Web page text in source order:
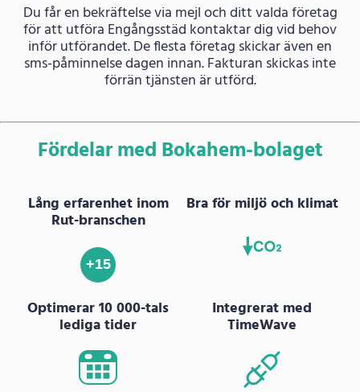
Du får en bekräftelse via mejl och ditt valda företag
för att utföra Engångsstäd kontaktar dig vid behov
inför utförandet. De flesta företag skickar även en
sms-påminnelse dagen innan. Fakturan skickas inte
förrän tjänsten är utförd.
Fördelar med Bokahem-bolaget
Lång erfarenhet inom
Rut-branschen
+15
Bra för miljö och klimat
Optimerar 10 000-tals
lediga tider
Integrerat med
TimeWave